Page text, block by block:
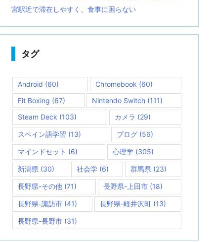
宮駅近で滞在しやすく、食事に困らない
タグ
Android (60) Chromebook (60)
Fit Boxing (67) Nintendo Switch(111)
Steam Deck (103) カメラ (29)
スペイン語学習 (13) ブログ (56)
マインドセット (6) 心理学 (305)
新潟県 (30) 社会学(6) 群馬県 (23)
長野県-その他 (71) 長野県-上田市(18)
長野県-諏訪市 (41) 長野県-軽井沢町 (13)
長野県-長野市 (31)